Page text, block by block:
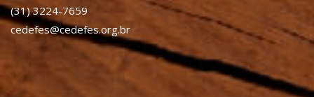
(31) 3224-7659
cedefes@cedefes.org.br